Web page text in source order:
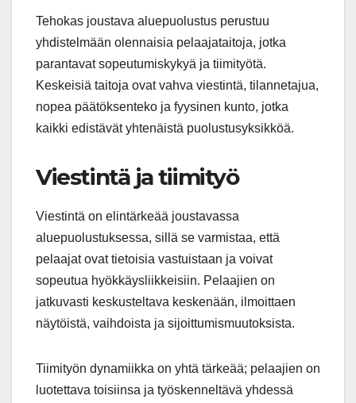
Tehokas joustava aluepuolustus perustuu
yhdistelmään olennaisia pelaajataitoja, jotka
parantavat sopeutumiskykyä ja tiimityötä.
Keskeisiä taitoja ovat vahva viestintä, tilannetajua,
nopea päätöksenteko ja fyysinen kunto, jotka
kaikki edistävät yhtenäistä puolustusyksikköä.
Viestintä ja tiimityö
Viestintä on elintärkeää joustavassa
aluepuolustuksessa, sillä se varmistaa, että
pelaajat ovat tietoisia vastuistaan ja voivat
sopeutua hyökkäysliikkeisiin. Pelaajien on
jatkuvasti keskusteltava keskenään, ilmoittaen
näytöistä, vaihdoista ja sijoittumismuutoksista.
Tiimityön dynamiikka on yhtä tärkeää; pelaajien on
luotettava toisiinsa ja työskenneltävä yhdessä